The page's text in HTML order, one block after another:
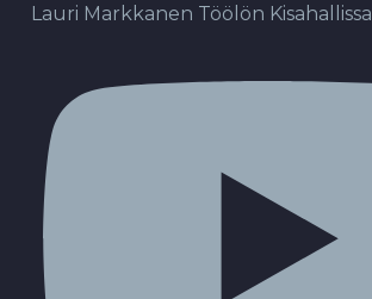
Lauri Markkanen Töölön Kisahallissa